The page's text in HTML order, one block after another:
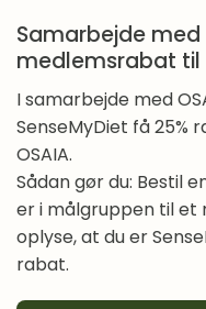
Samarbejde med
medlemsrabat til
I samarbejde med
SenseMyDiet få 25%
OSAIA.
Sådan gør du: Bestil
er i målgruppen til et
oplyse, at du er
rabat.